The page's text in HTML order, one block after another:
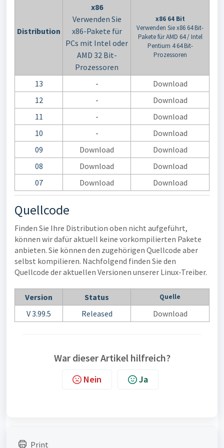
Distribution
x86
Verwenden Sie
x86-Pakete für
PCs mit Intel oder
AMD 32 Bit-
Prozessoren
x86 64 Bit
Verwenden Sie x86 64 Bit-
Pakete für AMD 64 / Intel
Pentium 4 64 Bit-
Prozessoren
13 -
Download
12
-
Download
11
-
Download
10
-
Download
09
Download
Download
08
Download
Download
07
Download Download
Quellcode
Finden Sie Ihre Distribution oben nicht aufgeführt,
können wir dafür aktuell keine vorkompilierten Pakete
anbieten. Sie können den zugehörigen Quellcode aber
selbst kompilieren. Nachfolgend finden Sie den
Quellcode der aktuellen Versionen unserer Linux-Treiber.
Version Status Quelle
V 3.99.5 Released Download
War dieser Artikel hilfreich?
Nein Ja
Print